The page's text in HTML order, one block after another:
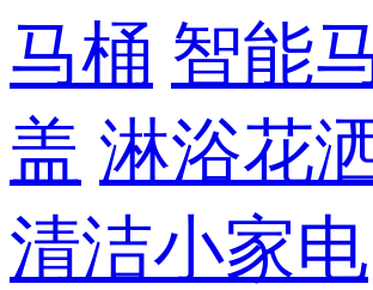
马桶 智能
盖 淋浴花
清洁小家电